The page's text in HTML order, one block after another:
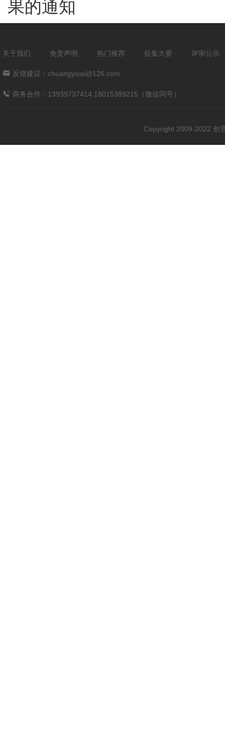
果的通知
关于我们 免责声明 热门推荐 征集大赛 评审公示
反馈建议：chuangyisai@126.com
商务合作：13939737414 18015389215（微信同号）
Copyright 2009-2022 创